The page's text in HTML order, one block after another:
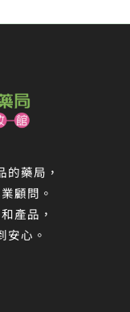
的藥局，
顧問。
產品，
安心。